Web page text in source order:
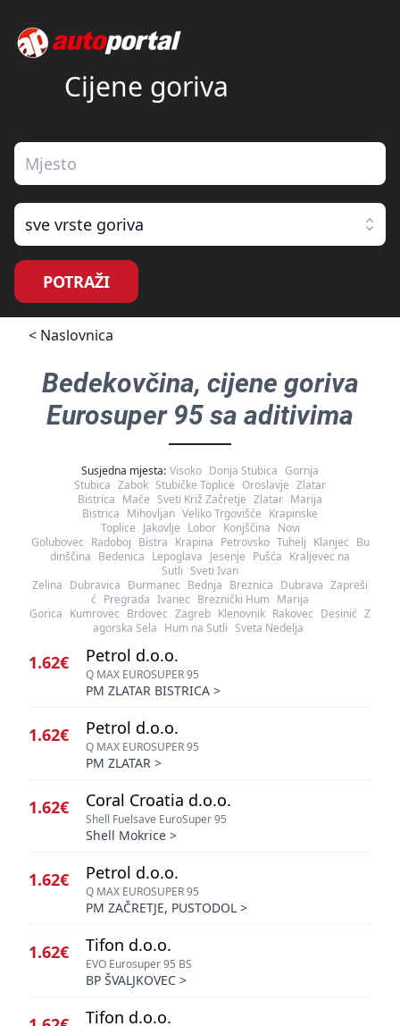
Cijene goriva
sve vrste goriva
POTRAŽI
< Naslovnica
Bedekovčina, cijene goriva
Eurosuper 95 sa aditivima
Susjedna mjesta: Visoko Donja Stubica Gornja
Stubica Zabok Stubičke Toplice Oroslavje Zlatar
Bistrica Mače Sveti Križ Začretje Zlatar Marija
Bistrica Mihovljan Veliko Trgovišće Krapinske
Toplice Jakovlje Lobor Konjščina Novi
Golubovec Radoboj Bistra Krapina Petrovsko Tuhelj Klanjec Bu
dinščina Bedenica Lepoglava Jesenje Pušća Kraljevec na
Sutli Sveti Ivan
Zelina Dubravica Đurmanec Bednja Breznica Dubrava Zapreši
ć Pregrada Ivanec Breznički Hum Marija
Gorica Kumrovec Brdovec Zagreb Klenovnik Rakovec Desinić Z
agorska Sela Hum na Sutli Sveta Nedelja
1.62€ Petrol d.o.o.
Q MAX EUROSUPER 95
PM ZLATAR BISTRICA >
1.62€ Petrol d.o.o.
Q MAX EUROSUPER 95
PM ZLATAR >
1.62€ Coral Croatia d.o.o.
Shell Fuelsave EuroSuper 95
Shell Mokrice >
1.62€ Petrol d.o.o.
Q MAX EUROSUPER 95
PM ZAČRETJE, PUSTODOL >
1.62€ Tifon d.o.o.
EVO Eurosuper 95 BS
BP ŠVALJKOVEC >
Tifon d.o.o.